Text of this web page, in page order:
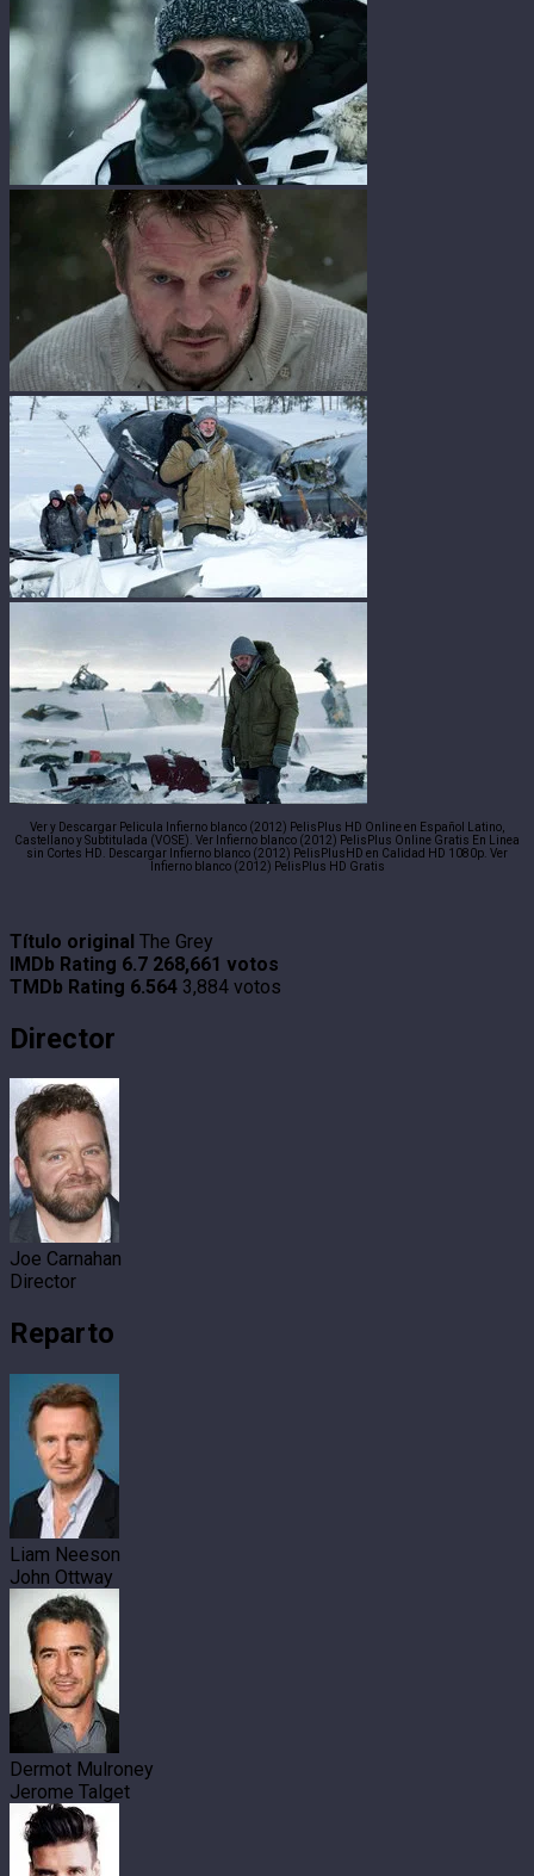
Ver y Descargar Pelicula Infierno blanco (2012) PelisPlus HD Online en Español Latino,
Castellano y Subtitulada (VOSE). Ver Infierno blanco (2012) PelisPlus Online Gratis En Linea
sin Cortes HD. Descargar Infierno blanco (2012) PelisPlusHD en Calidad HD 1080p. Ver
Infierno blanco (2012) PelisPlus HD Gratis
Título original The Grey
IMDb Rating 6.7 268,661 votos
TMDb Rating 6.564 3,884 votos
Director
Joe Carnahan
Director
Reparto
Liam Neeson
John Ottway
Dermot Mulroney
Jerome Talget